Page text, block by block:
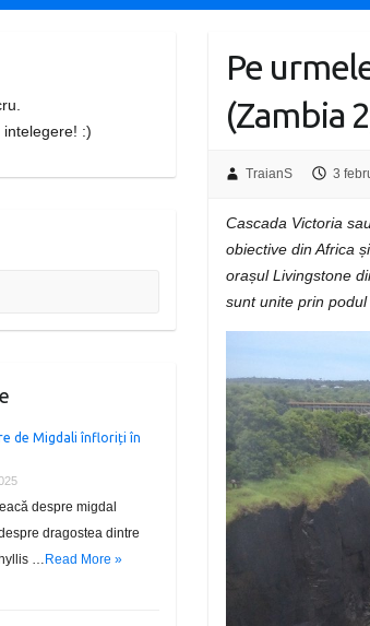
Pe
(Zambia
TraianS 3
Cascada Victoria
obiective din Africa
orașul Livingstone
sunt unite prin
intelegere! :)
de Migdali înfloriți în
despre migdal
dragostea dintre
… Read More »